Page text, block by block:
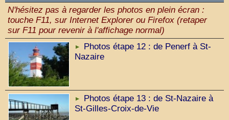
N'hésitez pas à regarder les photos en plein écran :
touche F11, sur Internet Explorer ou Firefox (retaper
sur F11 pour revenir à l'affichage normal)
Photos étape 12 : de Penerf à St-
Nazaire
Photos étape 13 : de St-Nazaire à
St-Gilles-Croix-de-Vie